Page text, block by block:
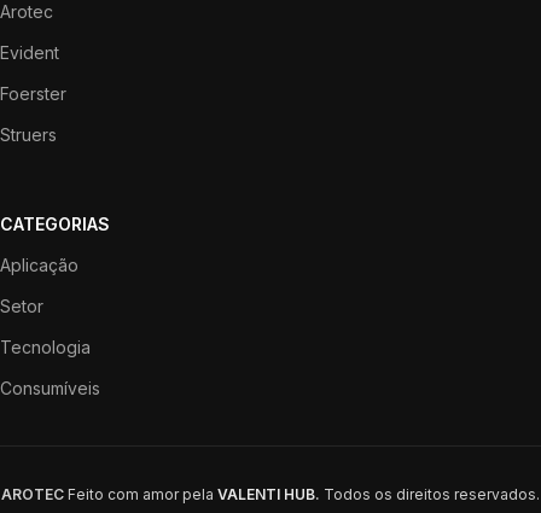
Arotec
Evident
Foerster
Struers
CATEGORIAS
Aplicação
Setor
Tecnologia
Consumíveis
AROTEC Feito com amor pela VALENTI HUB. Todos os direitos reservados.